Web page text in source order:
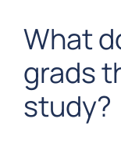
What
grads
study?